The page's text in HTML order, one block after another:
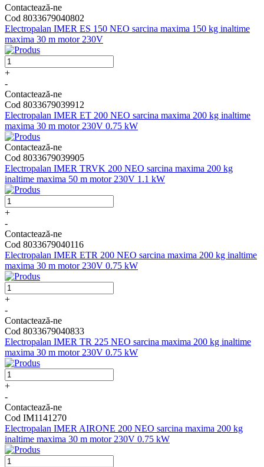
Contactează-ne
Cod 8033679040802
Electropalan IMER ES 150 NEO sarcina maxima 150 kg inaltime
maxima 30 m motor 230V
+
-
Contactează-ne
Cod 8033679039912
Electropalan IMER ET 200 NEO sarcina maxima 200 kg inaltime
maxima 30 m motor 230V 0.75 kW
Contactează-ne
Cod 8033679039905
Electropalan IMER TRVK 200 NEO sarcina maxima 200 kg
inaltime maxima 50 m motor 230V 1.1 kW
+
-
Contactează-ne
Cod 8033679040116
Electropalan IMER ETR 200 NEO sarcina maxima 200 kg inaltime
maxima 30 m motor 230V 0.75 kW
+
-
Contactează-ne
Cod 8033679040833
Electropalan IMER TR 225 NEO sarcina maxima 200 kg inaltime
maxima 30 m motor 230V 0.75 kW
+
-
Contactează-ne
Cod IM1141270
Electropalan IMER AIRONE 200 NEO sarcina maxima 200 kg
inaltime maxima 30 m motor 230V 0.75 kW